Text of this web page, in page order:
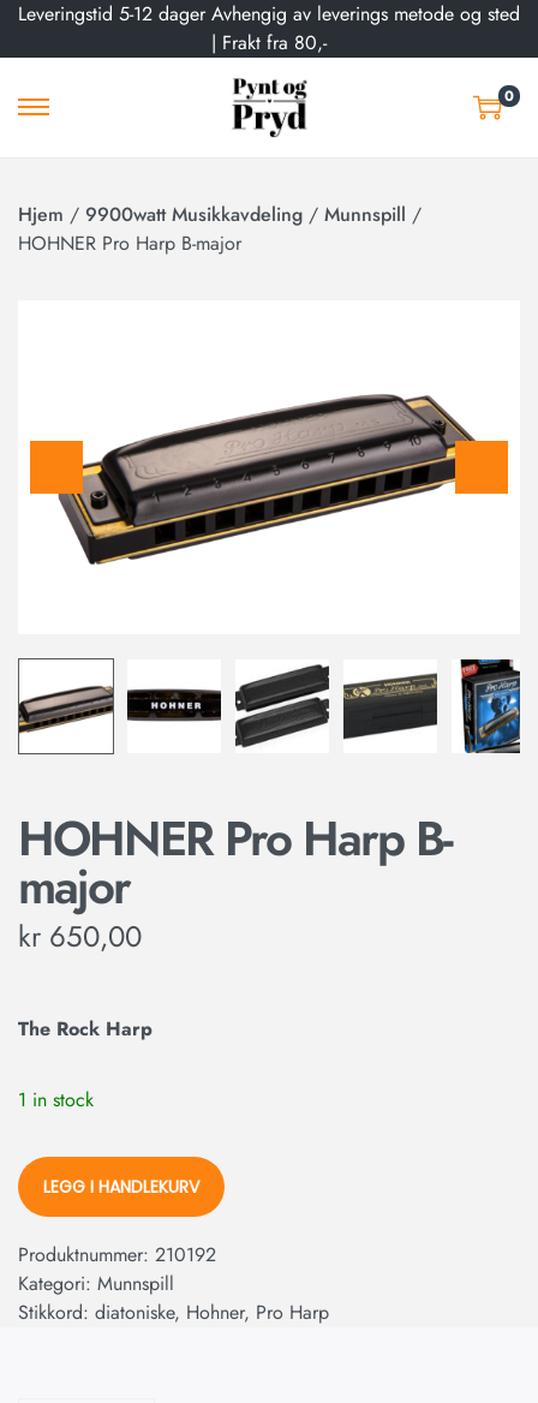
Leveringstid 5-12 dager Avhengig av leverings metode og sted
| Frakt fra 80,-
0
Hjem / 9900watt Musikkavdeling / Munnspill /
HOHNER Pro Harp B-major
HOHNER Pro Harp B-
major
kr 650,00
The Rock Harp
1 in stock
LEGG I HANDLEKURV
Produktnummer: 210192
Kategori: Munnspill
Stikkord: diatoniske, Hohner, Pro Harp